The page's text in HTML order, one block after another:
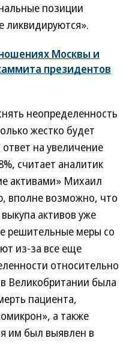
позиции
ликвидируются».
Москвы и
президентов
неопределенность
жестко будет
ответ на увеличение
считает аналитик
активами» Михаил
вполне возможно, что
активов уже
решительные меры со
из-за все еще
относительно
Великобритании была
пациента,
а также
им был выявлен в